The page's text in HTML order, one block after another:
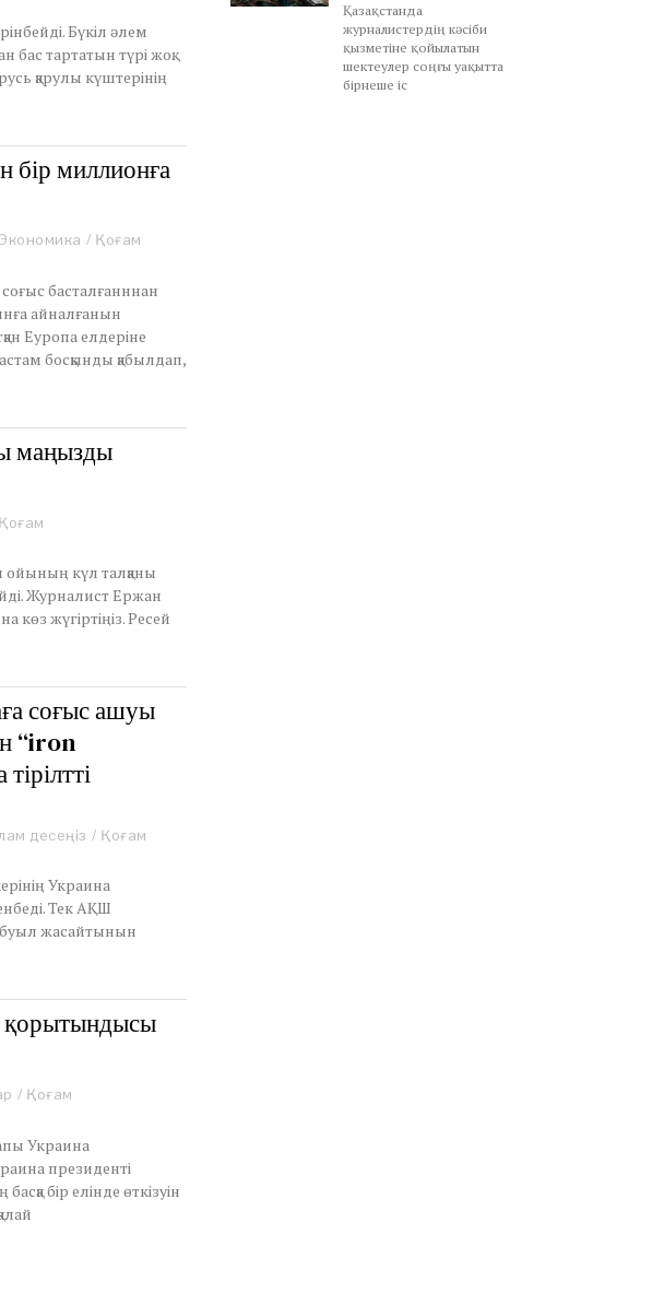
Бүкіл әлем
тартатын түрі жоқ.
қарулы күштерінің
бір миллионға
/ Қоғам
басталғанннан
айналғанын
Еуропа елдеріне
босқынды қабылдап,
маңызды
Қоғам
ойының күл талқаны
Журналист Ержан
жүгіртіңіз. Ресей
соғыс ашуы
“iron
десеңіз / Қоғам
Украина
Тек АҚШ
жасайтынын
қорытындысы
/ Қоғам
Украина
президенті
бір елінде өткізуін
Қазақстанда
журналистердің кәсіби
қызметіне қойылатын
шектеулер соңғы уақытта
бірнеше іс